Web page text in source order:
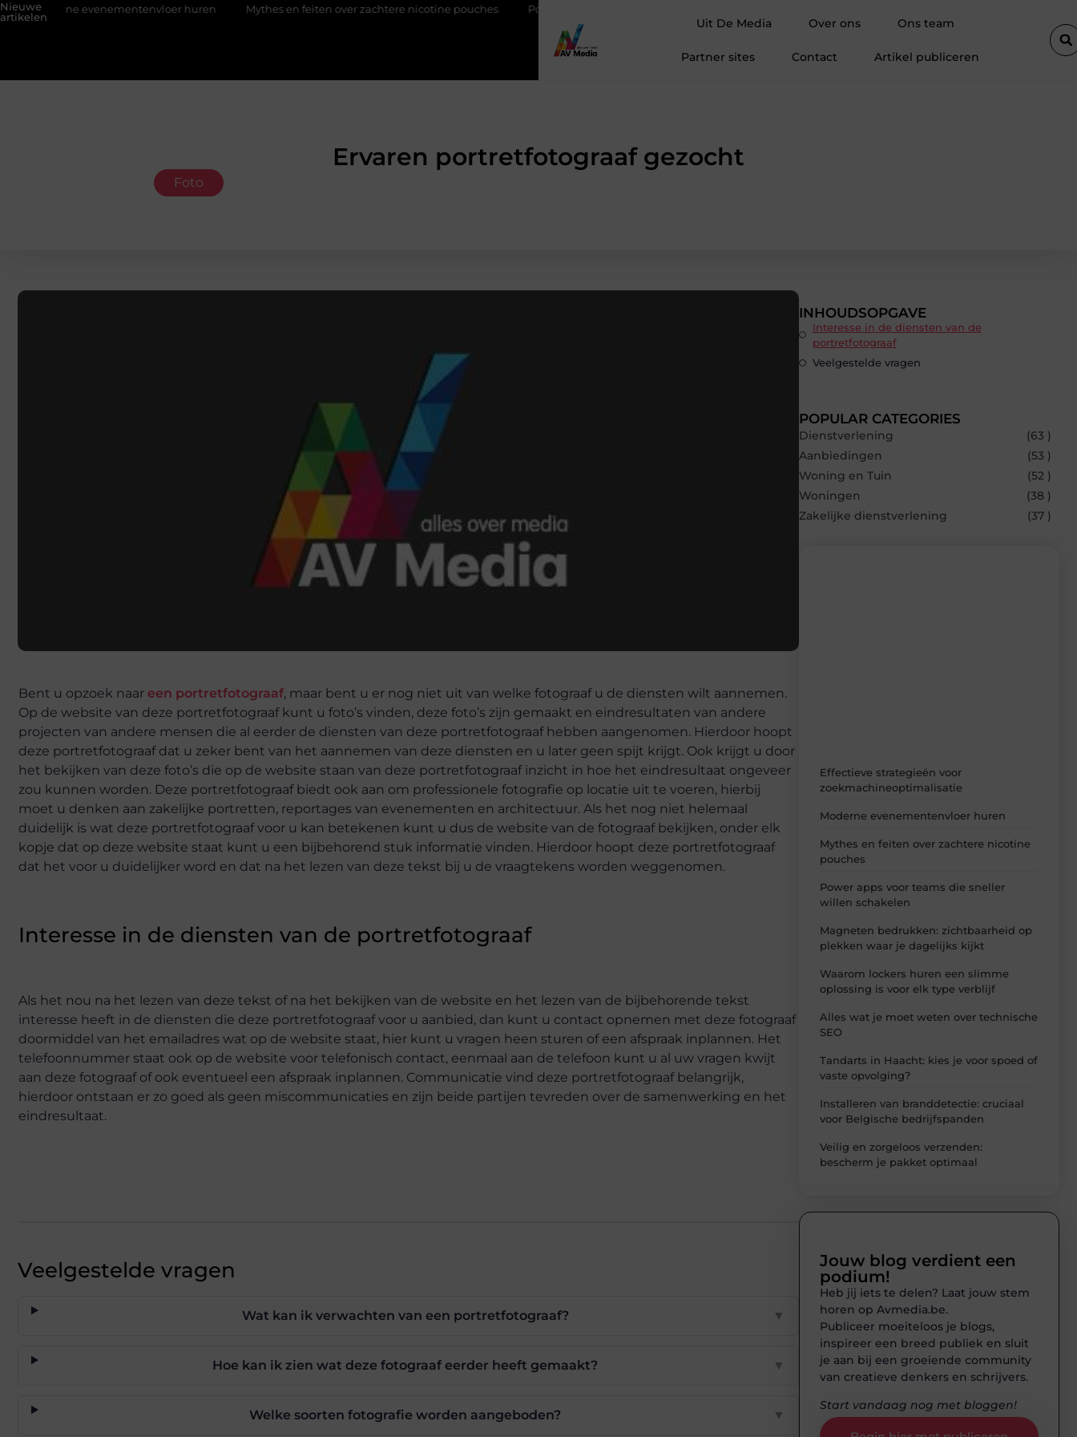
Nieuwe
artikelen
evenementenvloer huren Mythes en feiten over zachtere nicotine pouches Power apps voor teams die sneller willen schakelen
Uit De Media Over ons Ons team
Partner sites Contact Artikel publiceren
Ervaren portretfotograaf gezocht
Foto
Bent u opzoek naar een portretfotograaf, maar bent u er nog niet uit van welke fotograaf u de diensten wilt aannemen.
Op de website van deze portretfotograaf kunt u foto’s vinden, deze foto’s zijn gemaakt en eindresultaten van andere
projecten van andere mensen die al eerder de diensten van deze portretfotograaf hebben aangenomen. Hierdoor hoopt
deze portretfotograaf dat u zeker bent van het aannemen van deze diensten en u later geen spijt krijgt. Ook krijgt u door
het bekijken van deze foto’s die op de website staan van deze portretfotograaf inzicht in hoe het eindresultaat ongeveer
zou kunnen worden. Deze portretfotograaf biedt ook aan om professionele fotografie op locatie uit te voeren, hierbij
moet u denken aan zakelijke portretten, reportages van evenementen en architectuur. Als het nog niet helemaal
duidelijk is wat deze portretfotograaf voor u kan betekenen kunt u dus de website van de fotograaf bekijken, onder elk
kopje dat op deze website staat kunt u een bijbehorend stuk informatie vinden. Hierdoor hoopt deze portretfotograaf
dat het voor u duidelijker word en dat na het lezen van deze tekst bij u de vraagtekens worden weggenomen.
Interesse in de diensten van de portretfotograaf
Als het nou na het lezen van deze tekst of na het bekijken van de website en het lezen van de bijbehorende tekst
interesse heeft in de diensten die deze portretfotograaf voor u aanbied, dan kunt u contact opnemen met deze fotograaf
doormiddel van het emailadres wat op de website staat, hier kunt u vragen heen sturen of een afspraak inplannen. Het
telefoonnummer staat ook op de website voor telefonisch contact, eenmaal aan de telefoon kunt u al uw vragen kwijt
aan deze fotograaf of ook eventueel een afspraak inplannen. Communicatie vind deze portretfotograaf belangrijk,
hierdoor ontstaan er zo goed als geen miscommunicaties en zijn beide partijen tevreden over de samenwerking en het
eindresultaat.
Veelgestelde vragen
Wat kan ik verwachten van een portretfotograaf? ▼
Hoe kan ik zien wat deze fotograaf eerder heeft gemaakt? ▼
Welke soorten fotografie worden aangeboden? ▼
INHOUDSOPGAVE
Interesse in de diensten van de
portretfotograaf
Veelgestelde vragen
POPULAR CATEGORIES
Dienstverlening
(63 )
Aanbiedingen
(53 )
Woning en Tuin
(52 )
Woningen
(38 )
Zakelijke dienstverlening
(37 )
Effectieve strategieën voor
zoekmachineoptimalisatie
Moderne evenementenvloer huren
Mythes en feiten over zachtere nicotine
pouches
Power apps voor teams die sneller
willen schakelen
Magneten bedrukken: zichtbaarheid op
plekken waar je dagelijks kijkt
Waarom lockers huren een slimme
oplossing is voor elk type verblijf
Alles wat je moet weten over technische
SEO
Tandarts in Haacht: kies je voor spoed of
vaste opvolging?
Installeren van branddetectie: cruciaal
voor Belgische bedrijfspanden
Veilig en zorgeloos verzenden:
bescherm je pakket optimaal
Jouw blog verdient een
podium!
Heb jij iets te delen? Laat jouw stem
horen op Avmedia.be.
Publiceer moeiteloos je blogs,
inspireer een breed publiek en sluit
je aan bij een groeiende community
van creatieve denkers en schrijvers.
Start vandaag nog met bloggen!